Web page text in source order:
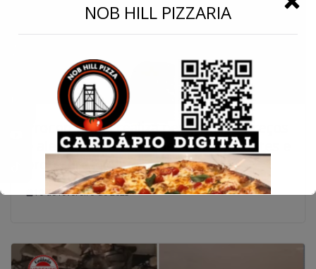
Procon Goiás realiza pesquisa de preços
e alerta sobre variações em repelentes e
protetores solares
10 de fevereiro de 2025
NOB HILL PIZZARIA